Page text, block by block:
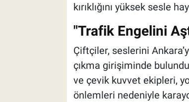
kırıklığını yüksek sesle
"Trafik Engelini
Çiftçiler, seslerini
çıkma girişiminde
ve çevik kuvvet ekipleri,
önlemleri nedeniyle